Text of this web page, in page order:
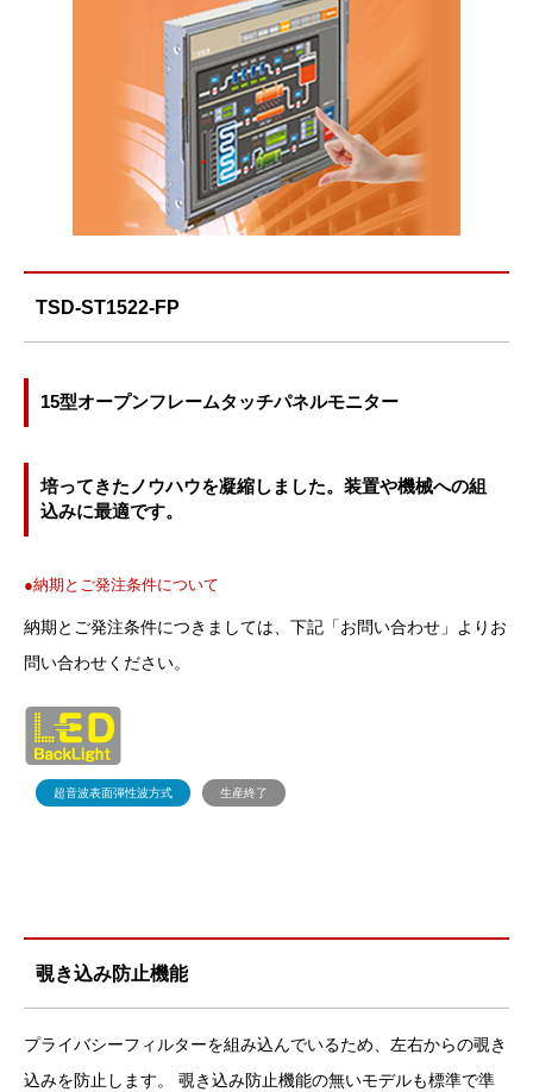
TSD-ST1522-FP
15型オープンフレームタッチパネルモニター
培ってきたノウハウを凝縮しました。装置や機械への組
込みに最適です。
●納期とご発注条件について
納期とご発注条件につきましては、下記「お問い合わせ」よりお
問い合わせください。
超音波表面弾性波方式 生産終了
覗き込み防止機能
プライバシーフィルターを組み込んでいるため、左右からの覗き
込みを防止します。 覗き込み防止機能の無いモデルも標準で準